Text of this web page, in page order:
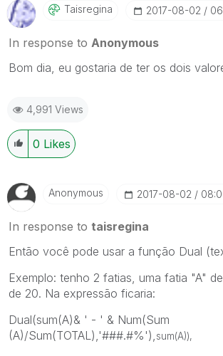
Taisregina ‎2017-08-02
In response to Anonymous
Bom dia, eu gostaria de ter os dois
4,991 Views
0 Likes
Anonymous ‎2017-08-02
In response to taisregina
Então você pode usar a função Dual
Exemplo: tenho 2 fatias, uma fatia "A"
de 20. Na expressão ficaria:
Dual(sum(A)& ' - ' & Num(Sum
(A)/Sum(TOTAL),'###.#%'), sum(A)),